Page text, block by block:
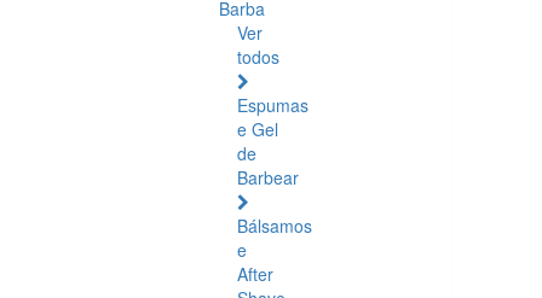
Barba
Ver
todos
Espumas
e Gel
de
Barbear
Bálsamos
e
After